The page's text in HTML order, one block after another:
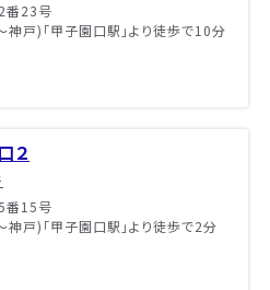
番23号
戸)「甲子園口駅」より徒歩で10分
２
番15号
戸)「甲子園口駅」より徒歩で2分